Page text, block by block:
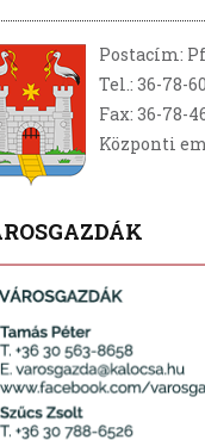
Postacím:
Tel.: 36-78-
Fax: 36-78-
Központi